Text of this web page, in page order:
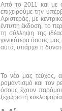
Από το 2011 και με
επιχειρούμε την
Αριστεράς, με
έντυπη έκδοση, το
τη σύλληψη της
γενικότερα όσους
αυτά, υπάρχει η
Το νέο μας τεύχος,
ρομαντισμό και τον
όσους έχουν
ξεχωριστή